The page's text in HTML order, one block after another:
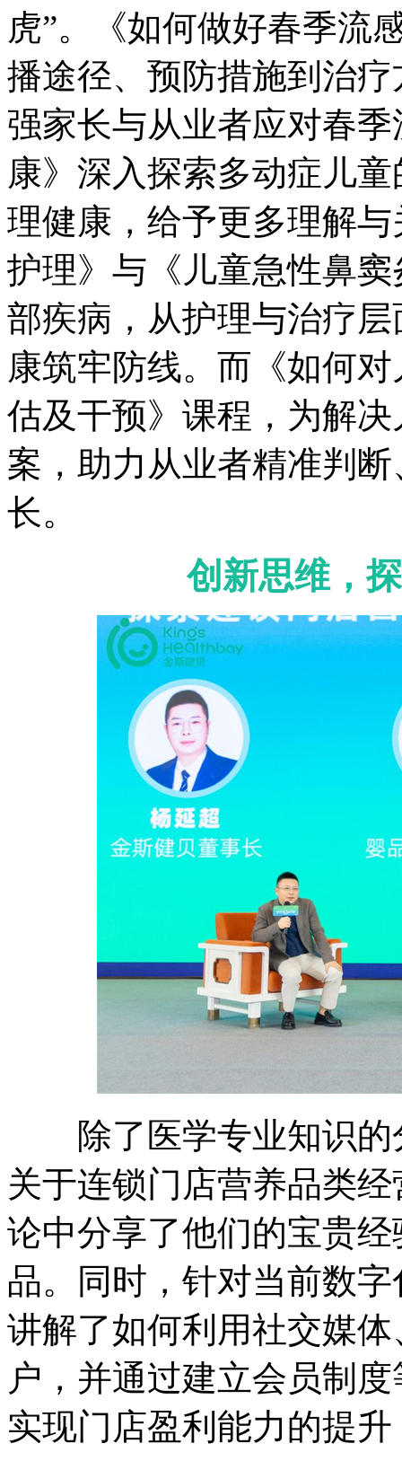
虎”。《如何做好春季流
播途径、预防措施到治
强家长与从业者应对春
康》深入探索多动症儿
理健康，给予更多理解
护理》与《儿童急性鼻
部疾病，从护理与治疗
康筑牢防线。而《如何
估及干预》课程，为解
案，助力从业者精准判
长。
创新思维，
除了医学专业知识的
关于连锁门店营养品类
论中分享了他们的宝贵
品。同时，针对当前数
讲解了如何利用社交媒
户，并通过建立会员制
实现门店盈利能力的提